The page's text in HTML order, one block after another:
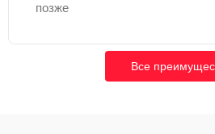
позже
Все